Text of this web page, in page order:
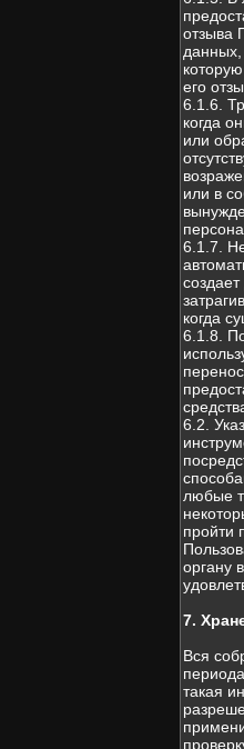
отзыва
данных,
его
6.1.6.
когда
или
или в
6.1.7.
когда
6.1.8.
6.2.
любые
пройти
органу
7.
Вся
такая